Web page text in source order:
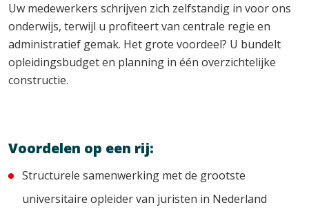
Uw medewerkers schrijven zich zelfstandig in voor ons
onderwijs, terwijl u profiteert van centrale regie en
administratief gemak. Het grote voordeel? U bundelt
opleidingsbudget en planning in één overzichtelijke
constructie.
Voordelen op een rij:
Structurele samenwerking met de grootste
universitaire opleider van juristen in Nederland